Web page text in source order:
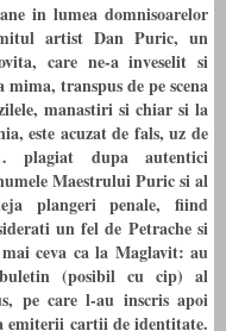
in lumea domnisoarelor
artist Dan Puric, un
care ne-a inveselit si
transpus de pe scena
manastiri si chiar si la
este acuzat de fals, uz de
plagiat dupa autentici
Maestrului Puric si al
plangeri penale, fiind
un fel de Petrache si
ceva ca la Maglavit: au
(posibil cu cip) al
pe care l-au inscris apoi
emiterii cartii de identitate.